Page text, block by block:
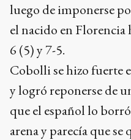
luego de imponerse
el nacido en
6 (5) y 7-5.
Cobolli se hizo fuerte
y logró reponerse de
que el español lo
arena y parecía que